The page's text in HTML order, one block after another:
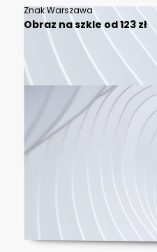
Znak Warszawa
Obraz na szkle od 123 zł